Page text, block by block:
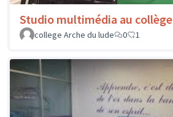
Studio multimédia au collège
college Arche du lude
0 1